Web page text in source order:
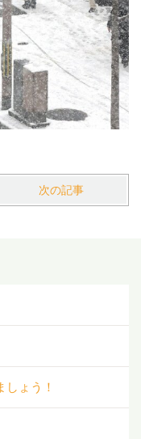
次の記事
しょう！